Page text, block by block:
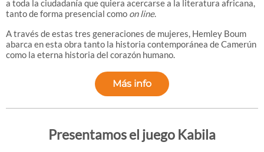
a toda la ciudadanía que quiera acercarse a la literatura africana,
tanto de forma presencial como on line.
A través de estas tres generaciones de mujeres, Hemley Boum
abarca en esta obra tanto la historia contemporánea de Camerún
como la eterna historia del corazón humano.
Más info
Presentamos el juego Kabila